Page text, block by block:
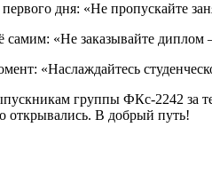
первого дня: «Не пропускайте
самим: «Не заказывайте
«Наслаждайтесь
группы ФКс-2242 за
открывались. В добрый путь!